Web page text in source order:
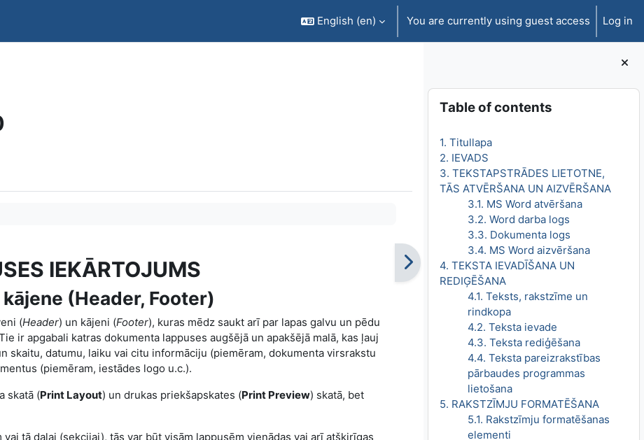
English ‎(en)‎ You are currently using guest access Log in
Blocks
Skip Table of contents
Table of contents
1. Titullapa
2. IEVADS
3. TEKSTAPSTRĀDES LIETOTNE,
TĀS ATVĒRŠANA UN AIZVĒRŠANA
3.1. MS Word atvēršana
3.2. Word darba logs
3.3. Dokumenta logs
3.4. MS Word aizvēršana
4. TEKSTA IEVADĪŠANA UN
REDIĢĒŠANA
4.1. Teksts, rakstzīme un
rindkopa
4.2. Teksta ievade
4.3. Teksta rediģēšana
4.4. Teksta pareizrakstības
pārbaudes programmas
lietošana
5. RAKSTZĪMJU FORMATĒŠANA
5.1. Rakstzīmju formatēšanas
elementi
IEKĀRTOJUMS
(Header, Footer)
(Header) un kājeni (Footer), kuras mēdz saukt arī par lapas galvu un pēdu
ir apgabali katras dokumenta lappuses augšējā un apakšējā malā, kas ļauj
skaitu, datumu, laiku vai citu informāciju (piemēram, dokumenta virsrakstu
(piemēram, iestādes logo u.c.).
skatā (Print Layout) un drukas priekšapskates (Print Preview) skatā, bet
tā daļai (sekcijai), tās var būt visām lappusēm vienādas vai arī atšķirīgas